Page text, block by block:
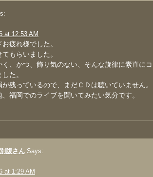
at 12:53 AM
疲れ様でした。
もらいました。
く、かつ、飾り気のない、そんな旋律に素直に
た。
残っているので、まだＣＤは聴いていません。
福岡でのライブを聞いてみたい気分です。
腹さん Says:
at 1:29 AM